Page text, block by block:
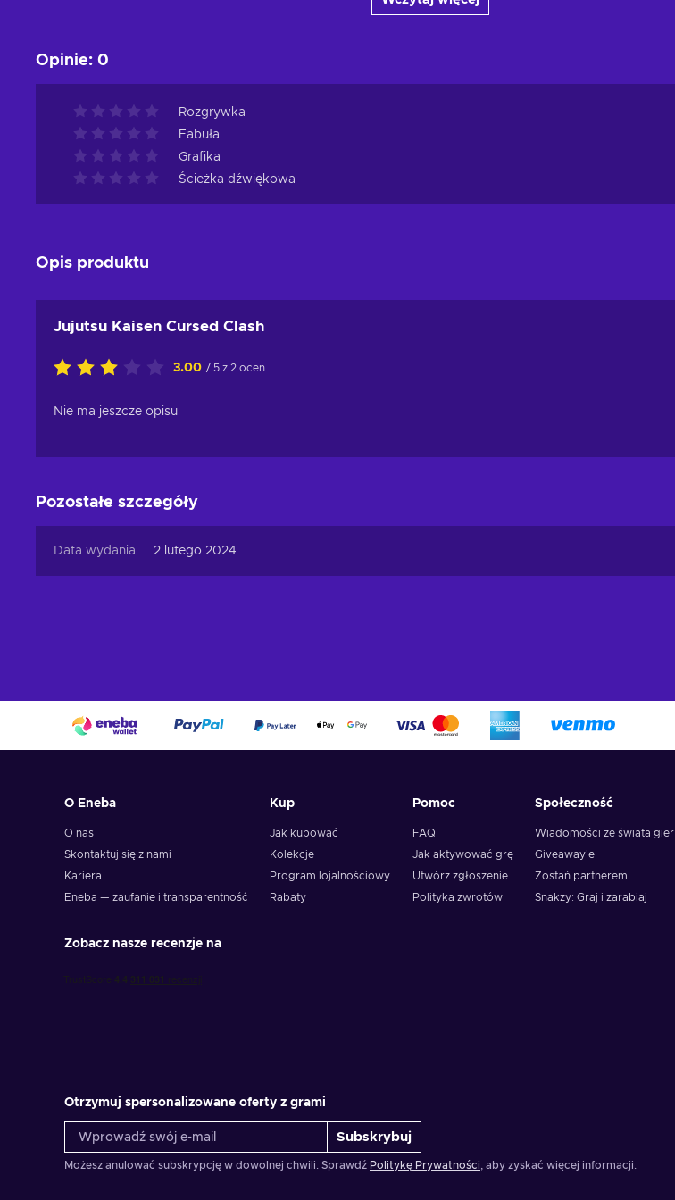
Opinie: 0
Rozgrywka
Fabuła
Grafika
Ścieżka dźwiękowa
Opis produktu
Jujutsu Kaisen Cursed Clash
3.00 / 5 z 2 ocen
Nie ma jeszcze opisu
Pozostałe szczegóły
Data wydania 2 lutego 2024
O Eneba
O nas
Skontaktuj się z nami
Kariera
Eneba — zaufanie i transparentność
Kup
Jak kupować
Kolekcje
Program lojalnościowy
Rabaty
Pomoc
FAQ
Jak aktywować grę
Utwórz zgłoszenie
Polityka zwrotów
Społeczność
Wiadomości ze świata gier
Giveaway'e
Zostań partnerem
Snakzy: Graj i zarabiaj
Zobacz nasze recenzje na
Otrzymuj spersonalizowane oferty z grami
Subskrybuj
Możesz anulować subskrypcję w dowolnej chwili. Sprawdź Politykę Prywatności , aby zyskać więcej informacji.